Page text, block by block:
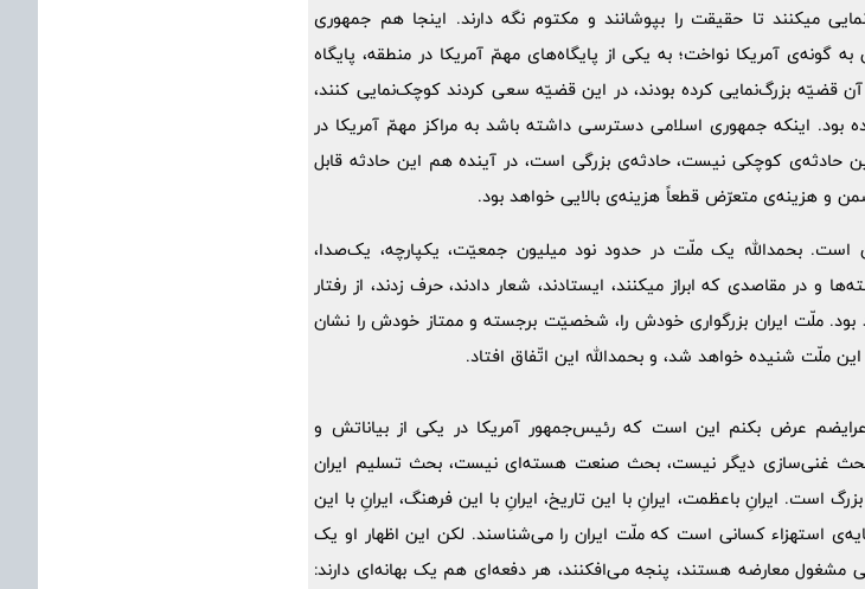
میکنند تا حقیقت را بپوشانند و مکتوم نگه دارند. اینجا هم جمهوری
آمریکا نواخت؛ به یکی از پایگاه‌های مهمّ آمریکا در منطقه، پایگاه
قضیّه بزرگ‌نمایی کرده بودند، در این قضیّه سعی کردند کوچک‌نمایی کنند،
بود. اینکه جمهوری اسلامی دسترسی داشته باشد به مراکز مهمّ آمریکا در
حادثه‌ی کوچکی نیست، حادثه‌ی بزرگی است، در آینده هم این حادثه قابل
و هزینه‌ی متعرّض قطعاً هزینه‌ی بالایی خواهد بود.
است. بحمدالله یک ملّت در حدود نود میلیون جمعیّت، یکپارچه، یک‌صدا،
و در مقاصدی که ابراز میکنند، ایستادند، شعار دادند، حرف زدند، از رفتار
ملّت ایران بزرگواری خودش را، شخصیّت برجسته و ممتاز خودش را نشان
ملّت شنیده خواهد شد، و بحمدالله این اتّفاق افتاد.
عرض بکنم این است که رئیس‌جمهور آمریکا در یکی از بیاناتش و
بحث غنی‌سازی دیگر نیست، بحث صنعت هسته‌ای نیست، بحث تسلیم ایران
ایرانِ باعظمت، ایرانِ با این تاریخ، ایرانِ با این فرهنگ، ایرانِ با این
استهزاء کسانی است که ملّت ایران را می‌شناسند. لکن این اظهار او یک
مشغول معارضه هستند، پنجه می‌افکنند، هر دفعه‌ای هم یک بهانه‌ای دارند: